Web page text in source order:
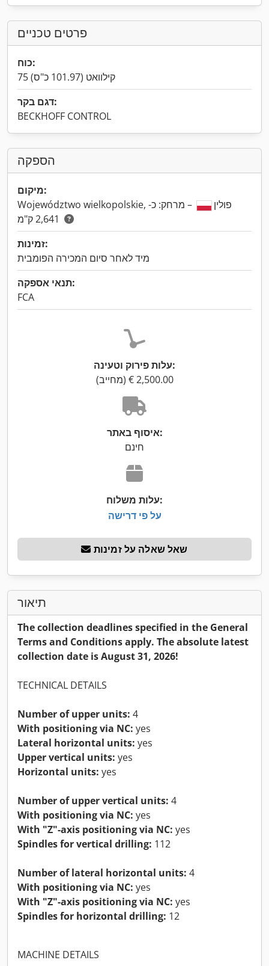
פרטים טכניים
כוח:
75 קילוואט (101.97 כ"ס)
דגם בקר:
BECKHOFF CONTROL
הספקה
מיקום:
Województwo wielkopolskie, פולין
– מרחק: כ-
זמינות:
מיד לאחר סיום המכירה הפומבית
תנאי אספקה:
FCA
עלות פירוק וטעינה:
‏2,500.00 ‏€ (מחייב)
איסוף באתר:
חינם
עלות משלוח:
על פי דרישה
שאל שאלה על זמינות
תיאור
The collection deadlines specified in the General
Terms and Conditions apply. The absolute latest
collection date is August 31, 2026!
TECHNICAL DETAILS
Number of upper units: 4
With positioning via NC: yes
Lateral horizontal units: yes
Upper vertical units: yes
Horizontal units: yes
Number of upper vertical units: 4
With positioning via NC: yes
With "Z"-axis positioning via NC: yes
Spindles for vertical drilling: 112
Number of lateral horizontal units: 4
With positioning via NC: yes
With "Z"-axis positioning via NC: yes
Spindles for horizontal drilling: 12
MACHINE DETAILS